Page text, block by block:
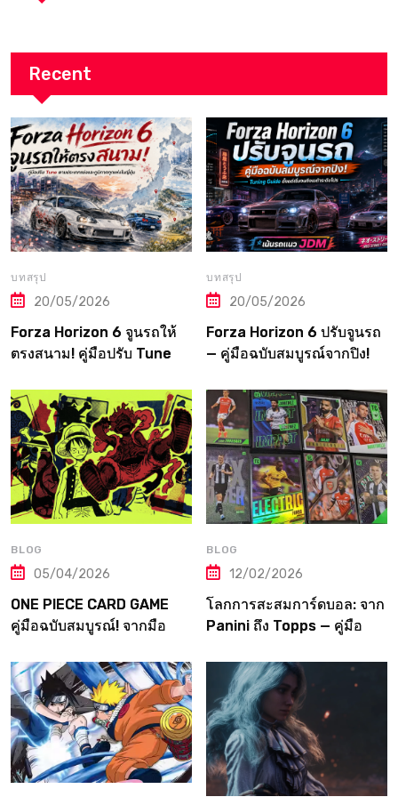
Recent
บทสรุป
20/05/2026
Forza Horizon 6 จูนรถให้
ตรงสนาม! คู่มือปรับ Tune
ทุกแห่งในญี่ปุ่น
บทสรุป
20/05/2026
Forza Horizon 6 ปรับจูนรถ
— คู่มือฉบับสมบูรณ์จากปิง!
ถึงเมต้าระดับโปร
BLOG
05/04/2026
ONE PIECE CARD GAME
คู่มือฉบับสมบูรณ์! จากมือ
วงการการ์ด
BLOG
12/02/2026
โลกการสะสมการ์ดบอล: จาก
Panini ถึง Topps — คู่มือ